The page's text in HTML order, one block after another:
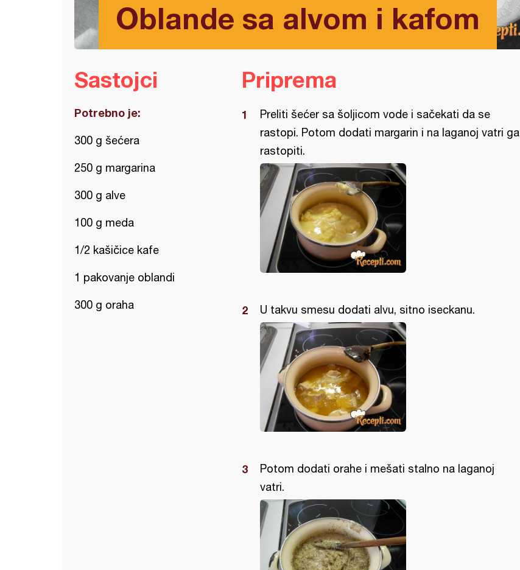
Oblande sa alvom i kafom
Sastojci
Potrebno je:
300 g šećera
250 g margarina
300 g alve
100 g meda
1/2 kašičice kafe
1 pakovanje oblandi
300 g oraha
Priprema
Preliti šećer sa šoljicom vode i sačekati da se
rastopi. Potom dodati margarin i na laganoj vatri ga
rastopiti.
U takvu smesu dodati alvu, sitno iseckanu.
Potom dodati orahe i mešati stalno na laganoj
vatri.